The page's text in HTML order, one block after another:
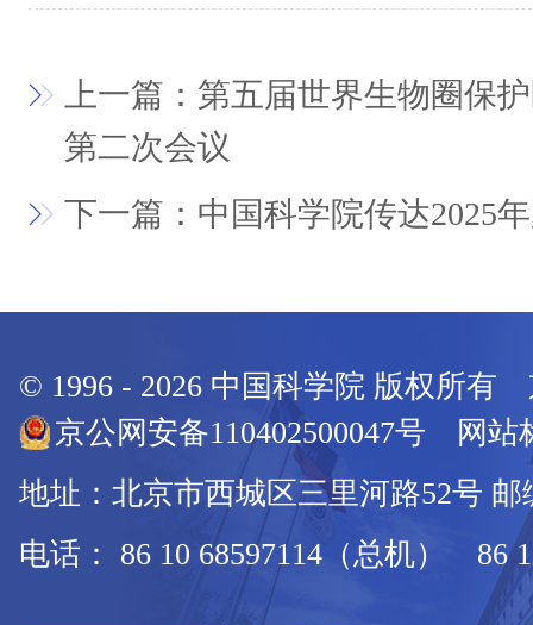
上一篇：第五届世界生物圈保
第二次会议
下一篇：中国科学院传达2025
© 1996 - 2026 中国科学院 版权所有
京公网安备110402500047号 网站
地址：北京市西城区三里河路52号 邮
电话： 86 10 68597114（总机） 86